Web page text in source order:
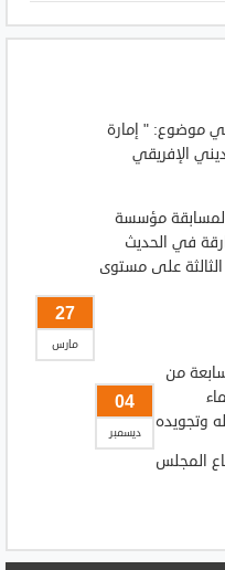
موضوع: " إمارة
الإفريقي
لمسابقة مؤسسة
في الحديث
على مستوى
27
مارس
من
وتجويده
04
ديسمبر
المجلس